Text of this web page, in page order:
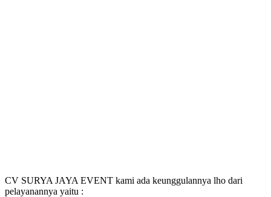
CV SURYA JAYA EVENT kami ada keunggulannya lho dari
pelayanannya yaitu :